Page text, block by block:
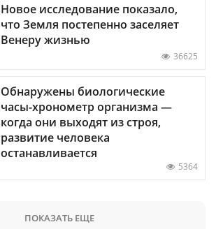
Новое исследование показало,
что Земля постепенно заселяет
Венеру жизнью
36625
Обнаружены биологические
часы-хронометр организма —
когда они выходят из строя,
развитие человека
останавливается
5364
ПОКАЗАТЬ ЕЩЕ